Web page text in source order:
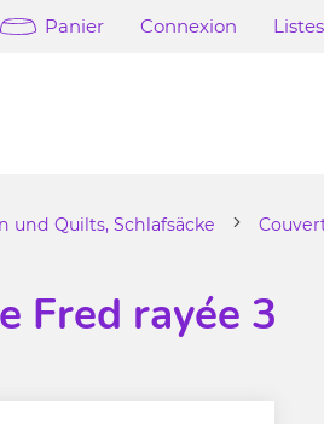
Panier Connexion
und Quilts, Schlafsäcke
Fred rayée 3